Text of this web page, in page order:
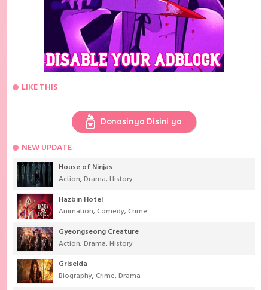
LIKE THIS
Donasinya Disini ya
NEW UPDATE
House of Ninjas
Action,Drama,History
Hazbin Hotel
Animation, Comedy, Crime
Gyeongseong Creature
Action,Drama,History
Griselda
Biography, Crime,Drama